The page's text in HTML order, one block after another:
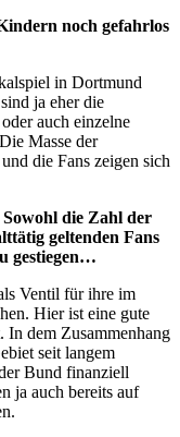
noch gefahrlos
in Dortmund
ja eher die
auch einzelne
Masse der
die Fans zeigen sich
die Zahl der
geltenden Fans
gestiegen…
Ventil für ihre im
Hier ist eine gute
In dem Zusammenhang
seit langem
Bund finanziell
ja auch bereits auf